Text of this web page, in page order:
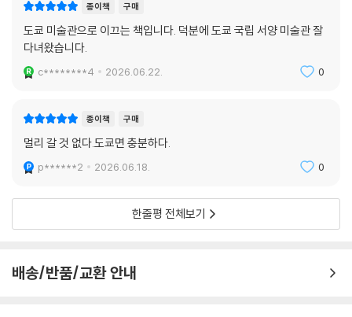
먼 유럽까지 가지 않더라도, 도쿄의 미술관을 방문하는 것만으로 인상파의
탄생과 발전, 그리고 그 여운까지 온전히 체험할 수 있다. 고유가 시대, 이
제 인상파를 만나기 위해 먼 유럽까지 떠날 필요는 없다. 이 책 한 권이면
충분하다. 가장 가까운 예술의 도시, 도쿄에서 인상파의 세계를 새롭게 경
종이책 구매
도쿄 미술관으로 이끄는 책입니다. 덕분에 도쿄 국립 서양 미술관 잘
다녀왔습니다.
c********4 2026.06.22. 0
종이책 구매
멀리 갈 것 없다.도쿄면 충분하다.
p******2 2026.06.18. 0
한줄평 전체보기
배송/반품/교환 안내